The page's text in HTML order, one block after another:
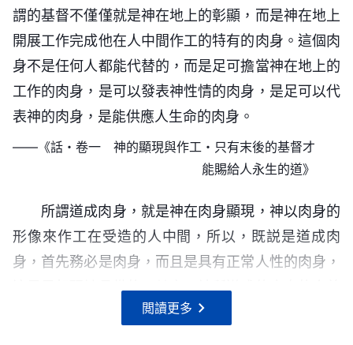
謂的基督不僅僅就是神在地上的彰顯，而是神在地上
開展工作完成他在人中間作工的特有的肉身。這個肉
身不是任何人都能代替的，而是足可擔當神在地上的
工作的肉身，是可以發表神性情的肉身，是足可以代
表神的肉身，是能供應人生命的肉身。
——《話・卷一 神的顯現與作工・只有末後的基督才
能賜給人永生的道》
所謂道成肉身，就是神在肉身顯現，神以肉身的
形像來作工在受造的人中間，所以，既説是道成肉
身，首先務必是肉身，而且是具有正常人性的肉身，
這是最起碼該具備的。其實，神所道成的肉身的含義
就是在肉身中作工、在肉身中生活的神，神的實質成
閲讀更多